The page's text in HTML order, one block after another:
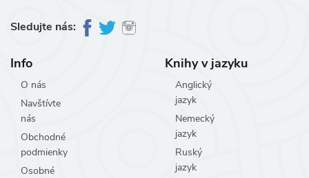
Sledujte nás:
Info
O nás
Navštívte
nás
Obchodné
podmienky
Osobné
Knihy v jazyku
Anglický
jazyk
Nemecký
jazyk
Ruský
jazyk